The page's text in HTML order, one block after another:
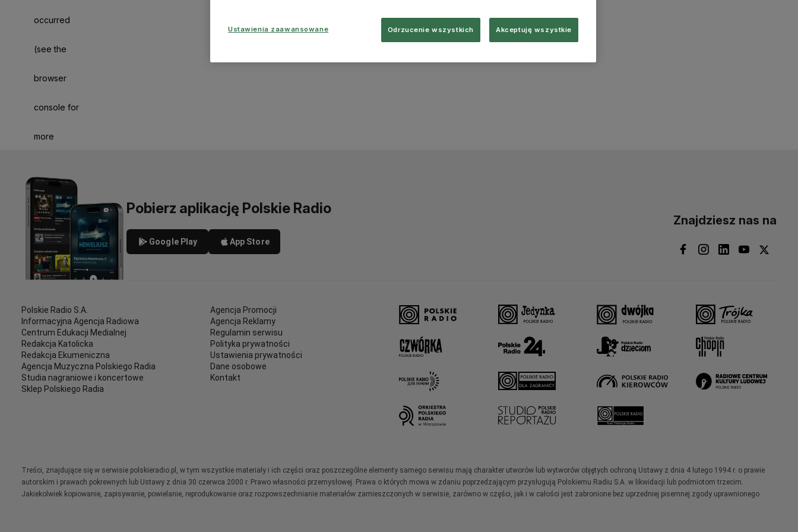
occurred
(see the
browser
console for
more
Pobierz aplikację Polskie Radio
Google Play App Store
Znajdziesz nas na
Polskie Radio S.A.
Informacyjna Agencja Radiowa
Centrum Edukacji Medialnej
Redakcja Katolicka
Redakcja Ekumeniczna
Agencja Muzyczna Polskiego Radia
Studia nagraniowe i koncertowe
Sklep Polskiego Radia
Agencja Promocji
Agencja Reklamy
Regulamin serwisu
Polityka prywatności
Ustawienia prywatności
Dane osobowe
Kontakt
Treści, znajdujące się w serwisie polskieradio.pl, w tym wszystkie materiały i ich części oraz poszczególne elementy samego serwisu mają charakter utworów lub wytworów objętych ochroną Ustawy z dnia 4 lutego 1994 r. o prawie
autorskim i prawach pokrewnych lub Ustawy z dnia 30 czerwca 2000 r. Prawo własności przemysłowej. Prawa o których mowa w zdaniu poprzedzającym przysługują Polskiemu Radiu S.A. w likwidacji lub podmiotom trzecim.
Jakiekolwiek kopiowanie, zapisywanie, powielanie, reprodukowanie oraz rozpowszechnianie materiałów zamieszczonych w serwisie, zarówno w części, jak i w całości jest zabronione bez uprzedniej pisemnej zgody uprawnionego.
Ustawienia zaawansowane Odrzucenie wszystkich Akceptuję wszystkie